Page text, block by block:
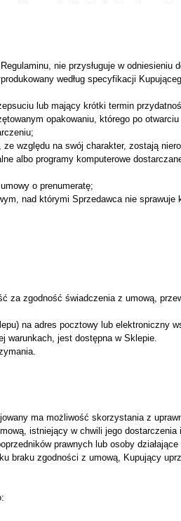
nie przysługuje w odniesieniu
według specyfikacji
lub mający krótki termin
opakowaniu, którego po
względu na swój charakter, zostają
albo programy komputerowe
o prenumeratę;
nad którymi Sprzedawca nie
za zgodność świadczenia z umową,
na adres pocztowy lub elektroniczny
warunkach, jest dostępna w Sklepie.
ma możliwość skorzystania z
istniejący w chwili jego
prawnych lub osoby działające
braku zgodności z umową, Kupujący